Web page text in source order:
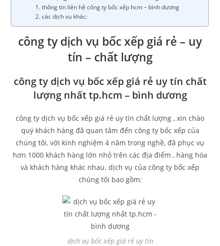
thông tin liên hệ công ty bốc xếp hcm – bình dương
các dịch vụ khác:
công ty dịch vụ bốc xếp giá rẻ – uy
tín – chất lượng
công ty dịch vụ bốc xếp giá rẻ uy tín chất
lượng nhất tp.hcm – bình dương
công ty dịch vụ bốc xếp giá rẻ uy tín chất lượng , xin chào
quý khách hàng đã quan tâm đến công ty bốc xếp của
chúng tôi, với kinh nghiệm 4 năm trong nghề, đã phục vụ
hơn 1000 khách hàng lớn nhỏ trên các địa điểm , hàng hóa
và khách hàng khác nhau. dịch vụ của công ty bốc xếp
chúng tôi bao gồm:
dịch vụ bốc xếp giá rẻ uy tín